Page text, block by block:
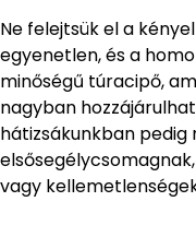
Ne felejtsük el a
egyenetlen, és a
minőségű túracipő,
nagyban
hátizsákunkban
vagy